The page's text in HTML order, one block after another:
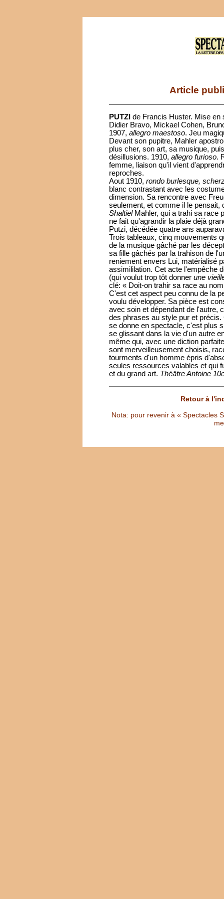
Article
PUTZI de Francis Huster. Mise
Didier Bravo, Mickael Cohen,
1907, allegro maestoso. Jeu
Devant son pupitre, Mahler
plus cher, son art, sa musique,
désillusions. 1910, allegro furioso.
femme, liaison qu'il vient
reproches.
Aout 1910, rondo burlesque,
blanc contrastant avec les
dimension. Sa rencontre avec
seulement, et comme il le
ShaltielMahler, qui a trahi sa race
ne fait qu'agrandir la plaie déjà
Putzi, décédée quatre ans
Trois tableaux, cinq mouvements
de la musique gâché par les
sa fille gâchés par la trahison de
reniement envers Lui, matérialisé
assimililation. Cet acte l'empêche
(qui voulut trop tôt donner une
clé: « Doit-on trahir sa race au
C'est cet aspect peu connu de la
voulu développer. Sa pièce est
avec soin et dépendant de l'autre,
des phrases au style pur et
se donne en spectacle, c'est plus
se glissant dans la vie d'un autre
même qui, avec une diction
sont merveilleusement choisis,
tourments d'un homme épris
seules ressources valables et qui
et du grand art. Théâtre Antoine
Retour à
Nota: pour revenir à « Spectacles